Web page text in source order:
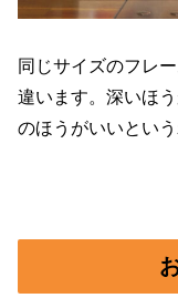
同じサイズのフレ
違います。深いほ
のほうがいいとい